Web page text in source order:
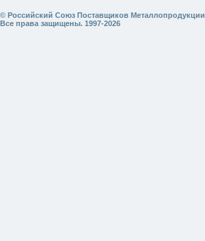
© Российский Союз Поставщиков Металлопродукции
Все права защищены. 1997-2026